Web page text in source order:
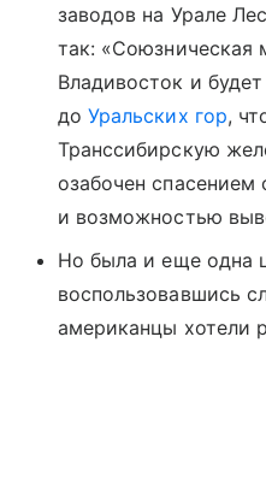
заводов на Урале
так:
Владивосток и
доУральских гор,
Транссибирскую
озабочен спасением
и возможностью
Но была и еще одна
воспользовавшись
американцы хотели